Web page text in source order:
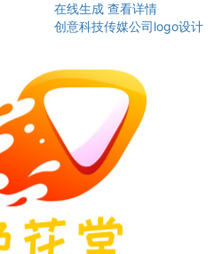
在线生成 查看详情
创意科技传媒公司logo设计